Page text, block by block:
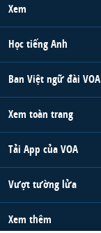
Xem
Học tiếng Anh
Ban Việt ngữ đài VOA
Xem toàn trang
Tải App của VOA
Vượt tường lửa
Xem thêm